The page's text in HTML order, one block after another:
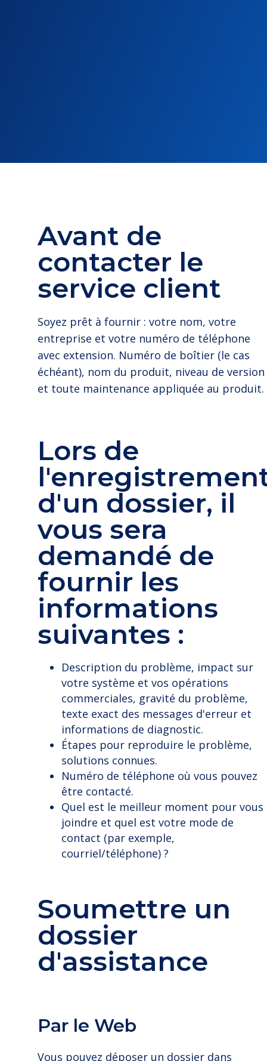
Avant de
contacter le
service client
Soyez prêt à fournir : votre nom, votre
entreprise et votre numéro de téléphone
avec extension. Numéro de boîtier (le cas
échéant), nom du produit, niveau de version
et toute maintenance appliquée au produit.
Lors de
d'un dossier, il
vous sera
demandé de
fournir les
informations
suivantes :
Description du problème, impact sur
votre système et vos opérations
commerciales, gravité du problème,
texte exact des messages d'erreur et
informations de diagnostic.
Étapes pour reproduire le problème,
solutions connues.
Numéro de téléphone où vous pouvez
être contacté.
Quel est le meilleur moment pour vous
joindre et quel est votre mode de
contact (par exemple,
courriel/téléphone) ?
Soumettre un
dossier
d'assistance
Par le Web
Vous pouvez déposer un dossier dans